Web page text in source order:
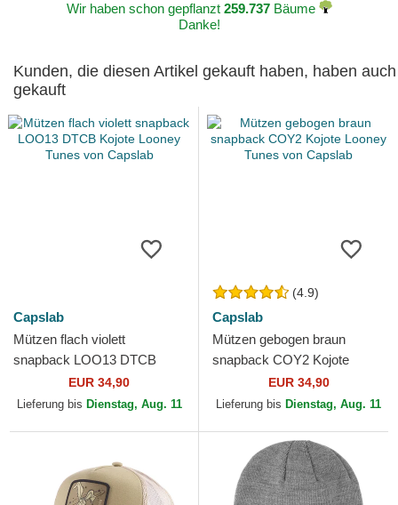
Wir haben schon gepflanzt 259.737Bäume
Danke!
Kunden, die diesen Artikel gekauft haben, haben auch
gekauft
Capslab
Mützen flach violett
snapback LOO13 DTCB
Kojote Looney Tunes von
Capslab
EUR 34,90
Lieferung bis Dienstag, Aug. 11
(4.9)
Capslab
Mützen gebogen braun
snapback COY2 Kojote
Looney Tunes von Capslab
EUR 34,90
Lieferung bis Dienstag, Aug. 11